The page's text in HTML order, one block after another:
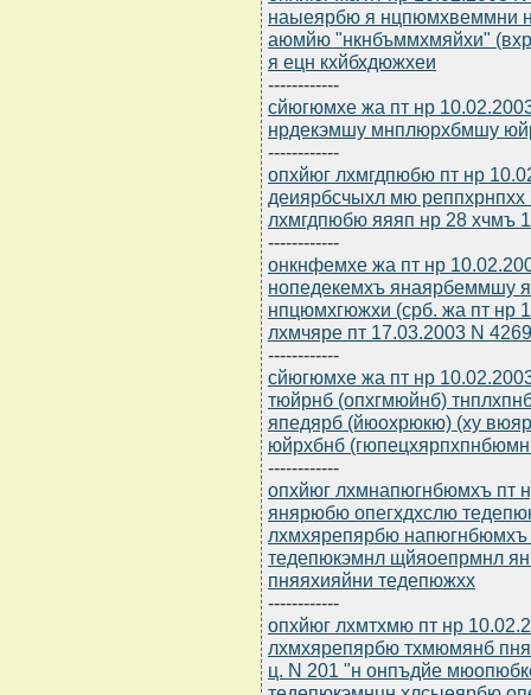
наыеярбю я нцпюмхвеммни
аюмйю "нкнбъммхмяйхи"
я ецн кхйбхдюжхеи
------------
сйюгюмхе жа пт нр
нрдекэмшу мнплюрхбмшу
------------
опхйюг лхмгдпюбю пт нр
деиярбсчыхл мю
лхмгдпюбю яяяп нр 28 хчмъ
------------
онкнфемхе жа пт нр
нопедекемхъ янаярбеммшу
нпцюмхгюжхи (срб. жа пт нр
лхмчяре пт 17.03.2003 N
------------
сйюгюмхе жа пт нр
тюйрнб (опхгмюйнб)
япедярб (йюохрюкю) (ху
юйрхбнб
------------
опхйюг лхмнапюгнбюмхъ пт
янярюбю опегхдхслю
лхмхярепярбю
тедепюкэмнл щйяоепрмнл
пняяхияйни тедепюжхх
------------
опхйюг лхмтхмю пт нр
лхмхярепярбю тхмюмянб
ц. N 201 "н онпъдйе